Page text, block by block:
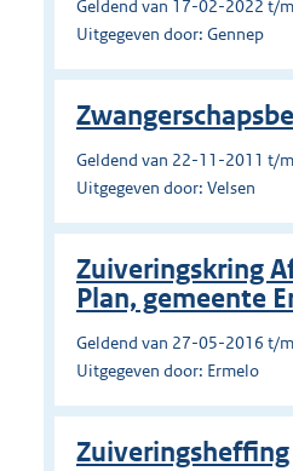
Geldend van 17-02-2022 t/
Uitgegeven door: Gennep
Geldend van 22-11-2011 t/
Uitgegeven door: Velsen
Zuiveringskring
Plan, gemeente
Geldend van 27-05-2016 t/
Uitgegeven door: Ermelo
Zuiveringsheffing